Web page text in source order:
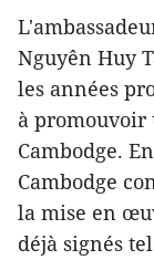
Nguyên Huy
les années
à promouvoir
Cambodge.
Cambodge
la mise en
déjà signés